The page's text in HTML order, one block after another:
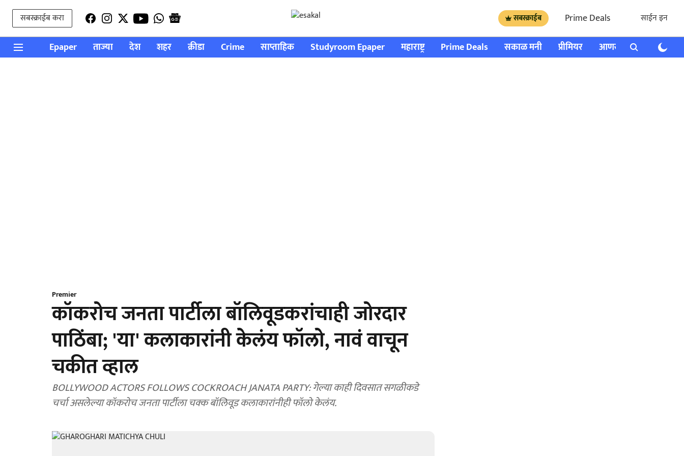
सबस्क्राईब करा सबस्क्राईब Prime Deals साईन इन
Epaper ताज्या देश शहर क्रीडा Crime साप्ताहिक Studyroom Epaper महाराष्ट्र Prime Deals सकाळ मनी प्रीमियर आणखी राशी भविष्य
Premier
कॉकरोच जनता पार्टीला बॉलिवूडकरांचाही जोरदार
पाठिंबा; 'या' कलाकारांनी केलंय फॉलो, नावं वाचून
चकीत व्हाल
BOLLYWOOD ACTORS FOLLOWS COCKROACH JANATA PARTY: गेल्या काही दिवसात सगळीकडे
चर्चा असलेल्या कॉकरोच जनता पार्टीला चक्क बॉलिवूड कलाकारांनीही फॉलो केलंय.